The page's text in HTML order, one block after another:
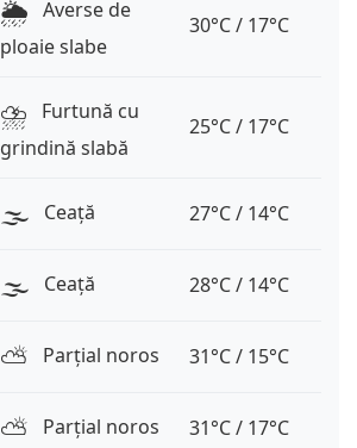
🌦️ Averse de
ploaie slabe
30°C / 17°C
⛈️
Furtună cu
grindină slabă
25°C / 17°C
🌫️ Ceață 27°C / 14°C
🌫️ Ceață 28°C / 14°C
⛅️ Parțial noros 31°C / 15°C
⛅️ Parțial noros 31°C / 17°C